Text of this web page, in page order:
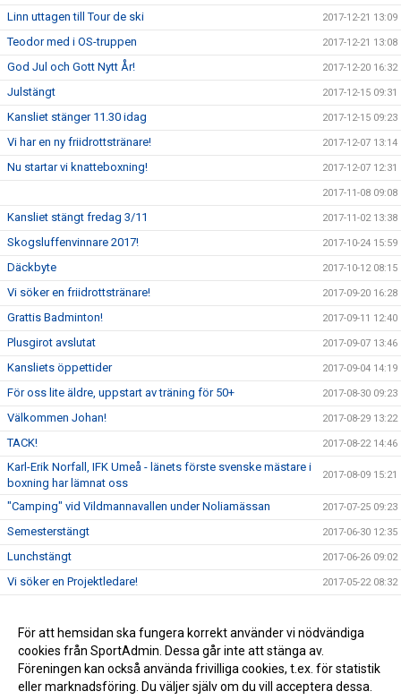
Linn uttagen till Tour de ski 2017-12-21 13:09
Teodor med i OS-truppen 2017-12-21 13:08
God Jul och Gott Nytt År! 2017-12-20 16:32
Julstängt 2017-12-15 09:31
Kansliet stänger 11.30 idag 2017-12-15 09:23
Vi har en ny friidrottstränare! 2017-12-07 13:14
Nu startar vi knatteboxning! 2017-12-07 12:31
2017-11-08 09:08
Kansliet stängt fredag 3/11 2017-11-02 13:38
Skogsluffenvinnare 2017! 2017-10-24 15:59
Däckbyte 2017-10-12 08:15
Vi söker en friidrottstränare! 2017-09-20 16:28
Grattis Badminton! 2017-09-11 12:40
Plusgirot avslutat 2017-09-07 13:46
Kansliets öppettider 2017-09-04 14:19
För oss lite äldre, uppstart av träning för 50+ 2017-08-30 09:23
Välkommen Johan! 2017-08-29 13:22
TACK! 2017-08-22 14:46
Karl-Erik Norfall, IFK Umeå - länets förste svenske mästare i
boxning har lämnat oss
2017-08-09 15:21
"Camping" vid Vildmannavallen under Noliamässan 2017-07-25 09:23
Semesterstängt 2017-06-30 12:35
Lunchstängt 2017-06-26 09:02
Vi söker en Projektledare! 2017-05-22 08:32
Skogsluffen 2017 2017-05-08 08:49
IFK Umeå får 2,3 miljoner för satsning på integration 2017-04-07 08:03
För att hemsidan ska fungera korrekt använder vi nödvändiga
cookies från SportAdmin. Dessa går inte att stänga av.
Föreningen kan också använda frivilliga cookies, t.ex. för statistik
eller marknadsföring. Du väljer själv om du vill acceptera dessa.